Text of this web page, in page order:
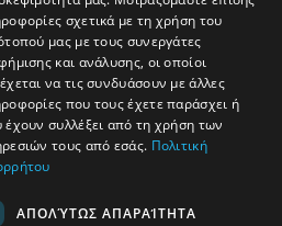
and offers
REGISTER
terms of use
σχετικά με τη χρήση του
μας με τους συνεργάτες
και ανάλυσης, οι οποίοι
να τις συνδυάσουν με άλλες
που τους έχετε παράσχει ή
έχουν συλλέξει από τη χρήση των
τους από εσάς. Πολιτική
ΑΠΟΛΎΤΩΣ ΑΠΑΡΑΊΤΗΤΑ